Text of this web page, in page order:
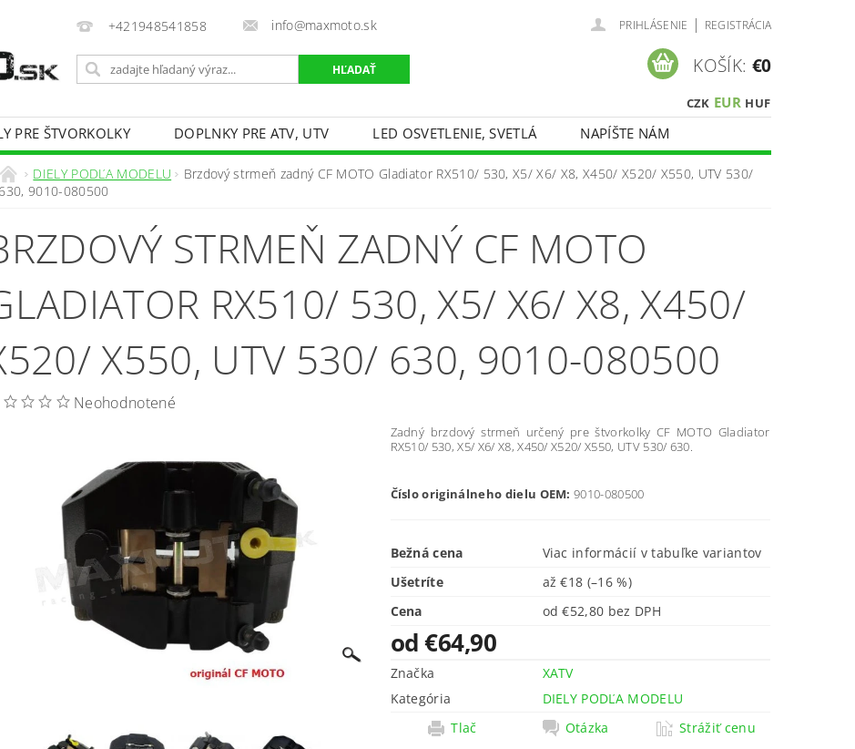
+421948541858 info@maxmoto.sk PRIHLÁSENIE | REGISTRÁCIA
CZK EUR HUF
KOŠÍK: €0
PRE ŠTVORKOLKY DOPLNKY PRE ATV, UTV LED OSVETLENIE, SVETLÁ
NAPÍŠTE NÁM
DIELY PODĽA MODELU
Brzdový strmeň zadný CF MOTO Gladiator RX510/ 530, X5/ X6/ X8, X450/ X520/ X550, UTV 530/
630, 9010-080500
STRMEŇ ZADNÝ CF MOTO
RX510/ 530, X5/ X6/ X8, X450/
X550, UTV 530/ 630, 9010-080500
Neohodnotené
Zadný brzdový strmeň určený pre štvorkolky CF MOTO Gladiator
RX510/ 530, X5/ X6/ X8, X450/ X520/ X550, UTV 530/ 630.
Číslo originálneho dielu OEM: 9010-080500
Bežná cena
Viac informácií v tabuľke variantov
Ušetríte
až€18 (–16 %)
Cena
od €52,80 bez DPH
od €64,90
Značka
XATV
Kategória
DIELY PODĽA MODELU
Tlač
Otázka Strážiť cenu